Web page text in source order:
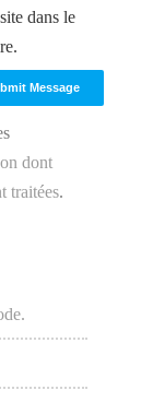
dans le
dont
traitées.